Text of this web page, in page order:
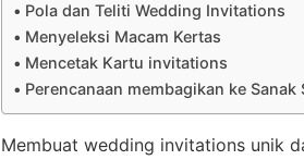
Pola dan Teliti Wedding Invitations
Menyeleksi Macam Kertas
Mencetak Kartu invitations
Perencanaan membagikan ke Sanak
Membuat wedding invitations unik